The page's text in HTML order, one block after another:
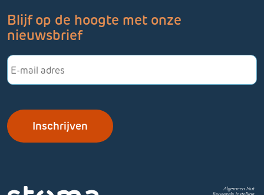
Blijf op de hoogte met onze
nieuwsbrief
E-
mailadres